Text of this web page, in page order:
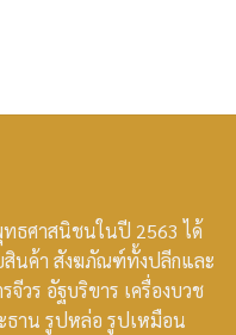
ธศาสนิชนในปี 2563 ได้
สินค้า สังฆภัณฑ์ทั้งปลีกและ
วร อัฐบริขาร เครื่องบวช
ธาน รูปหล่อ รูปเหมือน